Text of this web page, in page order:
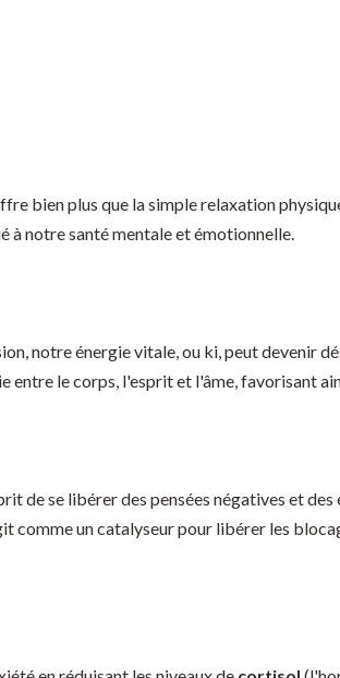
bien plus que la simple relaxation
à notre santé mentale et émotionnelle.
notre énergie vitale, ou ki, peut devenir
le corps, l'esprit et l'âme, favorisant
de se libérer des pensées négatives et
comme un catalyseur pour libérer les